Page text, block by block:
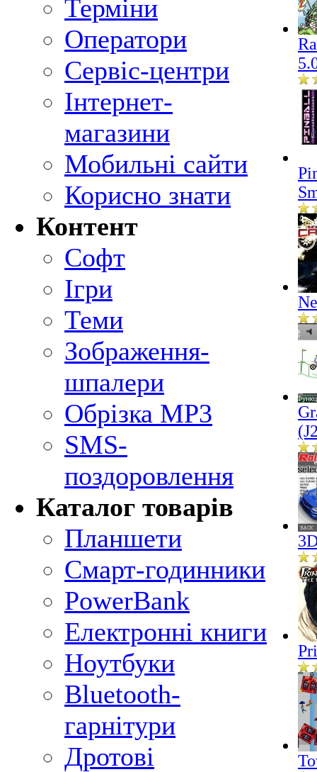
Терміни
Оператори
Сервіс-центри
Інтернет-
магазини
Мобильні сайти
Корисно знати
Контент
Софт
Ігри
Теми
Зображення-
шпалери
Обрізка MP3
SMS-
поздоровлення
Каталог товарів
Планшети
Смарт-годинники
PowerBank
Електронні книги
Ноутбуки
Bluetooth-
гарнітури
Дротові